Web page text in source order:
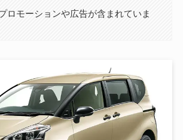
ロモーションや広告が含まれていま